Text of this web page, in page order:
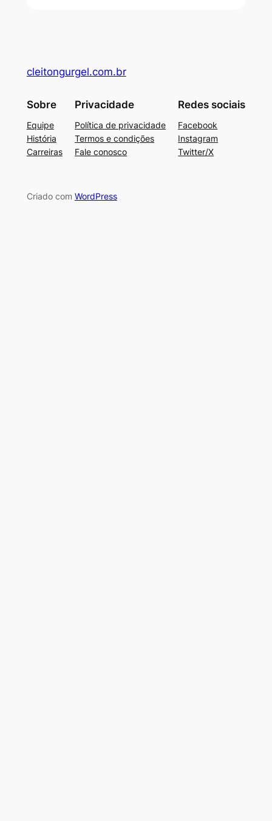
cleitongurgel.com.br
Sobre
Equipe
História
Carreiras
Privacidade
Política de privacidade
Termos e condições
Fale conosco
Redes sociais
Facebook
Instagram
Twitter/X
Criado com WordPress